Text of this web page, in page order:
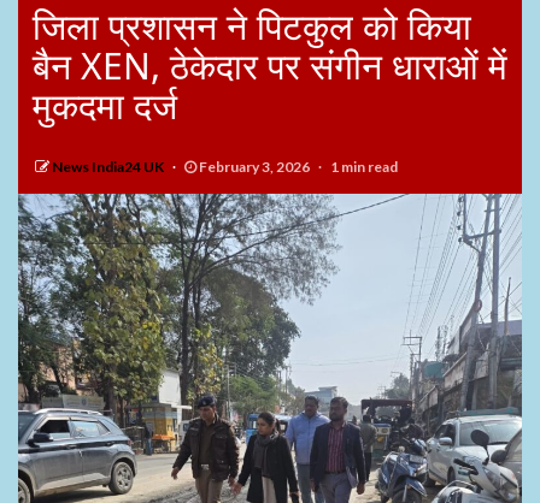
जिला प्रशासन ने पिटकुल को किया
बैन XEN, ठेकेदार पर संगीन धाराओं में
मुकदमा दर्ज
News India24 UK February 3, 2026 1 min read